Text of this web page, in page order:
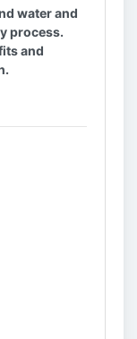
water and
process.
and